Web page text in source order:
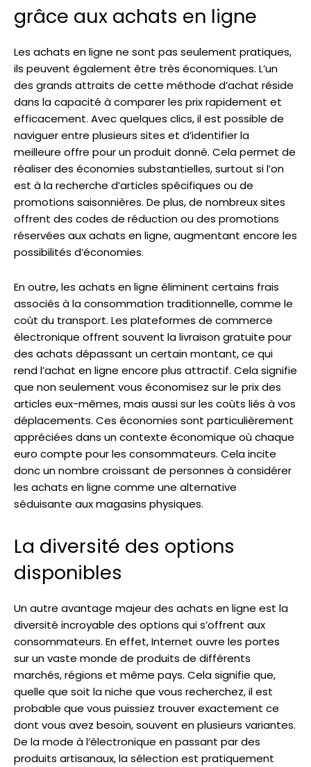
grâce aux achats en ligne
Les achats en ligne ne sont pas seulement pratiques,
ils peuvent également être très économiques. L’un
des grands attraits de cette méthode d’achat réside
dans la capacité à comparer les prix rapidement et
efficacement. Avec quelques clics, il est possible de
naviguer entre plusieurs sites et d’identifier la
meilleure offre pour un produit donné. Cela permet de
réaliser des économies substantielles, surtout si l’on
est à la recherche d’articles spécifiques ou de
promotions saisonnières. De plus, de nombreux sites
offrent des codes de réduction ou des promotions
réservées aux achats en ligne, augmentant encore les
possibilités d’économies.
En outre, les achats en ligne éliminent certains frais
associés à la consommation traditionnelle, comme le
coût du transport. Les plateformes de commerce
électronique offrent souvent la livraison gratuite pour
des achats dépassant un certain montant, ce qui
rend l’achat en ligne encore plus attractif. Cela signifie
que non seulement vous économisez sur le prix des
articles eux-mêmes, mais aussi sur les coûts liés à vos
déplacements. Ces économies sont particulièrement
appréciées dans un contexte économique où chaque
euro compte pour les consommateurs. Cela incite
donc un nombre croissant de personnes à considérer
les achats en ligne comme une alternative
séduisante aux magasins physiques.
La diversité des options
disponibles
Un autre avantage majeur des achats en ligne est la
diversité incroyable des options qui s’offrent aux
consommateurs. En effet, Internet ouvre les portes
sur un vaste monde de produits de différents
marchés, régions et même pays. Cela signifie que,
quelle que soit la niche que vous recherchez, il est
probable que vous puissiez trouver exactement ce
dont vous avez besoin, souvent en plusieurs variantes.
De la mode à l’électronique en passant par des
produits artisanaux, la sélection est pratiquement